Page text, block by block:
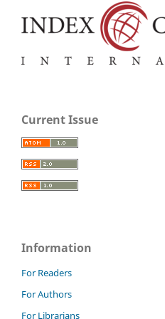
Current Issue
Information
For Readers
For Authors
For Librarians